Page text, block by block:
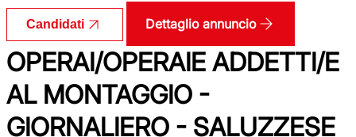
Candidati Dettaglio annuncio
OPERAI/OPERAIE ADDETTI/E
AL MONTAGGIO -
GIORNALIERO - SALUZZESE